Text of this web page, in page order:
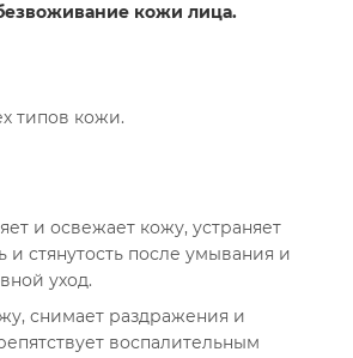
кожи лица.
типов кожи.
и освежает кожу, устраняет
и стянутость после умывания и
уход.
снимает раздражения и
воспалительным